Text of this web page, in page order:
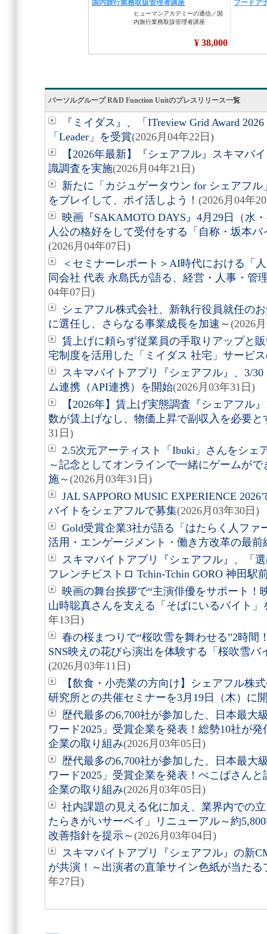
パーソルグループ R&D Function Unitのプレスリリース一覧
『ミイダス』、「ITreview Grid Award
「Leader」を受賞(2026月04年22日)
【2026年最新】『シェアフル』スキマバ
識調査を実施(2026月04年21日)
新たに「カジュゲータウン for シェアフ
をプレイして、ポイ活しよう！ (2026月04年
映画『SAKAMOTO DAYS』4月29日（水
人公の格好をして受付をする「自称・坂本
(2026月04年07日)
＜セミナーレポート＞AI時代における「
同会社 代表 永島氏が語る、経営・人事・管
04年07日)
シェアフル株式会社、新執行役員就任の
に選任し、さらなる事業成長を加速～ (2026
賃上げに頼らず従業員の手取りアップと
宅制度を活用した「ミイダス 社宅」サービ
スキマバイトアプリ『シェアフル』、3/
ム連携（API連携）を開始(2026月03年31日)
【2026年】賃上げ実態調査『シェアフル
数が賃上げなし、物価上昇で副収入を必要と
31日)
2.5次元アーティスト「Ibuki」さんをシェ
～記念としてオンラインで一緒にゲームが
施～ (2026月03年31日)
JAL SAPPORO MUSIC EXPERIENCE
バイトをシェアフルで募集(2026月03年30日)
Gold受賞企業3社が語る「はたらく人ファ
活用・エンゲージメント・働き方改革の最前
スキマバイトアプリ『シェアフル』、「
フレンチビストロ Tchin-Tchin GORO 神田駅
映画の舞台挨拶で“主演俳優をサポート！
山時聡真さんを支える「そばにいるバイト
年13日)
春の桜まつりで“桜吹雪を舞わせる”2時間
SNS映えの花びら演出を体験する「桜吹雪
(2026月03年11日)
【飲食・小売業の方向け】シェアフル株
研究所との共催セミナーを3月19日（木）に
歴代最多の6,700社が参加した、日本最大
ワード2025」受賞企業を発表！総勢10社が
企業の取り組み(2026月03年05日)
歴代最多の6,700社が参加した、日本最大
ワード2025」受賞企業を発表！ぺこぱさん
企業の取り組み(2026月03年05日)
社内課題の見える化に加え、業界内での
たらきがいサーベイ」リニューアル～約
改善指針を提示～ (2026月03年04日)
スキマバイトアプリ『シェアフル』の新
が共演！～出演者の直筆サイン色紙が当た
年27日)